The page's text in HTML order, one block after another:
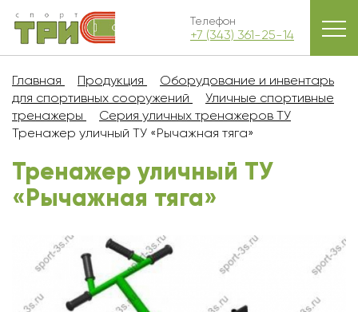
Телефон
+7 (343) 361-25-14
Главная Продукция
Оборудование и инвентарь
для спортивных сооружений
Уличные спортивные
тренажеры
Серия уличных тренажеров ТУ
Тренажер уличный ТУ «Рычажная тяга»
Тренажер уличный ТУ
«Рычажная тяга»